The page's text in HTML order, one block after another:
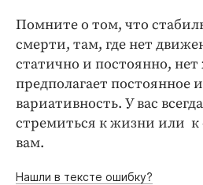
Помните о том, что
смерти, там, где нет
статично и постоянно,
предполагает постоянное
вариативность. У вас
стремиться к жизни или к
вам.
Нашли в тексте ошибку?